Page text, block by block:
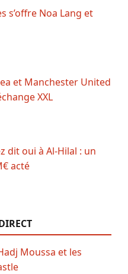
s’offre Noa Lang et
et Manchester United
XXL
dit oui à Al-Hilal : un
acté
Moussa et les